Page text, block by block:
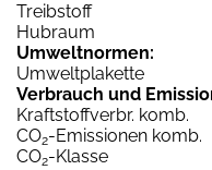
Treibstoff
Hubraum
Umweltnormen:
Umweltplakette
Verbrauch und
Kraftstoffverbr. komb.
CO2-Emissionen komb.
CO2-Klasse